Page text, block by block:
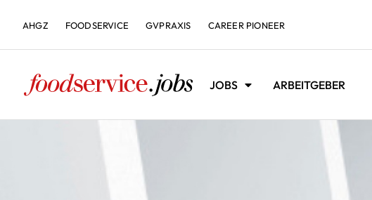
AHGZ FOODSERVICE GVPRAXIS CAREER PIONEER
JOBS ARBEITGEBER